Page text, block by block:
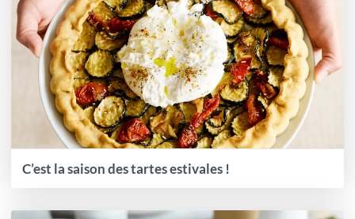
C’est la saison des tartes estivales !